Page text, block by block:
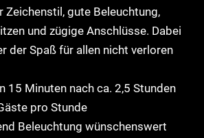
Zeichenstil, gute Beleuchtung,
und zügige Anschlüsse. Dabei
der Spaß für allen nicht verloren
15 Minuten nach ca. 2,5 Stunden
pro Stunde
Beleuchtung wünschenswert